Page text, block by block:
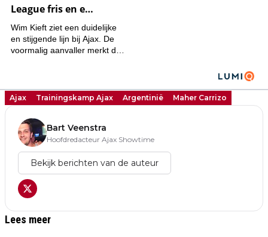
Ajax Trainingskamp Ajax Argentinië Maher Carrizo
Bart Veenstra
Hoofdredacteur Ajax Showtime
Bekijk berichten van de auteur
Lees meer